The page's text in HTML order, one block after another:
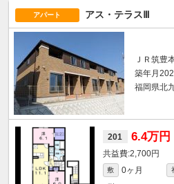
アパート アス・テラスⅢ
ＪＲ筑豊
築年月
福岡県北
201 6.4万円
2,700円
敷 0ヶ月